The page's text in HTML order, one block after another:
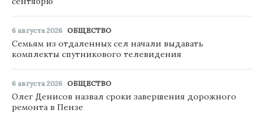
6 августа 2026 ОБЩЕСТВО
Семьям из отдаленных сел начали выдавать
комплекты спутникового телевидения
6 августа 2026 ОБЩЕСТВО
Олег Денисов назвал сроки завершения дорожного
ремонта в Пензе